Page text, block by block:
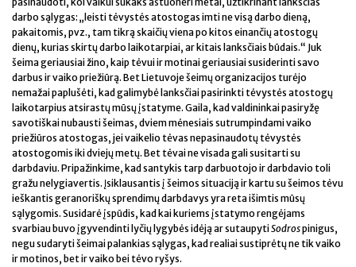
darbo sąlygas: „leisti tėvystės atostogas imti ne visą darbo dieną,
pakaitomis, pvz., tam tikrą skaičių viena po kitos einančių atostogų
dienų, kurias skirtų darbo laikotarpiai, ar kitais lanksčiais būdais.“ Juk
šeima geriausiai žino, kaip tėvui ir motinai geriausiai susiderinti savo
darbus ir vaiko priežiūrą. Bet Lietuvoje šeimų organizacijos turėjo
nemažai paplušėti, kad galimybė lanksčiai pasirinkti tėvystės atostogų
laikotarpius atsirastų mūsų įstatyme. Gaila, kad valdininkai pasiryžę
savotiškai nubausti šeimas, dviem mėnesiais sutrumpindami vaiko
priežiūros atostogas, jei vaikelio tėvas nepasinaudotų tėvystės
atostogomis iki dviejų metų. Bet tėvai ne visada gali susitarti su
darbdaviu. Pripažinkime, kad santykis tarp darbuotojo ir darbdavio toli
gražu nelygiavertis. Įsiklausantis į šeimos situaciją ir kartu su šeimos tėvu
ieškantis geranoriškų sprendimų darbdavys yra reta išimtis mūsų
sąlygomis. Susidarė įspūdis, kad kai kuriems įstatymo rengėjams
svarbiau buvo įgyvendinti lyčių lygybės idėją ar sutaupytiSodrospinigus,
negu sudaryti šeimai palankias sąlygas, kad realiai sustiprėtų ne tik vaiko
ir motinos, bet ir vaiko bei tėvo ryšys.